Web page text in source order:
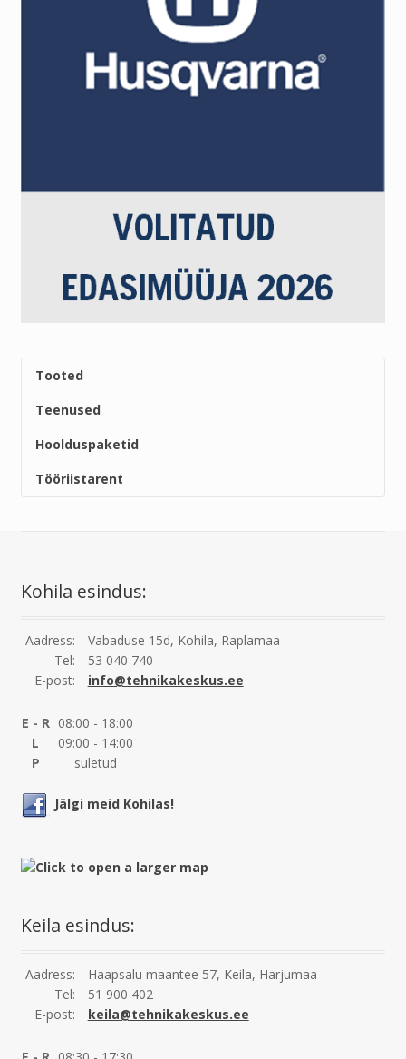
Tooted
Teenused
Hoolduspaketid
Tööriistarent
Kohila esindus:
Aadress:
Vabaduse 15d, Kohila, Raplamaa
Tel:
53 040 740
E-post:
info@tehnikakeskus.ee
E - R 08:00 - 18:00
L
09:00 - 14:00
P
suletud
Jälgi meid Kohilas!
Keila esindus:
Aadress:
Haapsalu maantee 57, Keila, Harjumaa
Tel:
51 900 402
E-post:
keila@tehnikakeskus.ee